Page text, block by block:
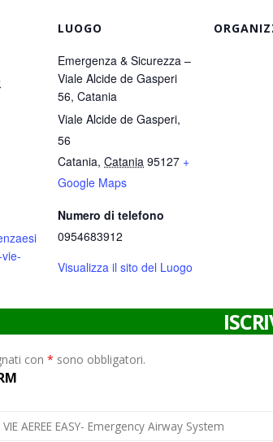
LUOGO
Emergenza & Sicurezza –
Viale Alcide de Gasperi
56, Catania
Viale Alcide de Gasperi,
56
Catania, Catania 95127 +
Google Maps
Numero di telefono
0954683912
Visualizza il sito del Luogo
con * sono obbligatori.